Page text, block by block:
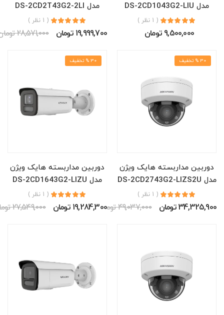
مدل DS-2CD1043G2-LIU
( 1 نظر )
9,500,000 تومان
مدل DS-2CD2T43G2-2LI
( 1 نظر )
19,999,700 تومان 28,571,000 تومان
30 % تخفیف
دوربین مداربسته هایک ویژن
مدل DS-2CD2743G2-LIZS2U
( 1 نظر )
34,325,900 تومان 49,037,000 تومان
30 % تخفیف
دوربین مداربسته هایک ویژن
مدل DS-2CD1643G2-LIZU
( 1 نظر )
19,284,300 تومان 27,549,000 تومان